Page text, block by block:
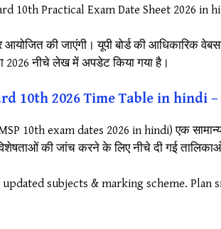
10th Practical Exam Date Sheet 2026 in
पर आयोजित की जाएंगी। यूपी बोर्ड की
2026 नीचे लेख में अपडेट किया गया है।
10th 2026 Time Table in hindi
10th exam dates 2026 in hindi) एक
की जांच करने के लिए नीचे दी गई
updated subjects & marking scheme.